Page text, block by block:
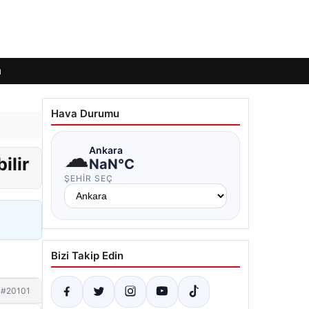
#20101
Hava Durumu
☁Ankara
NaN°C
ŞEHIR SEÇ
Bizi Takip Edin